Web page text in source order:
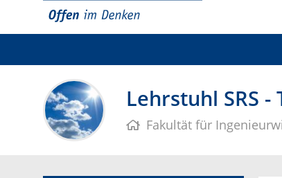
Lehrstuhl SRS -
Fakultät für